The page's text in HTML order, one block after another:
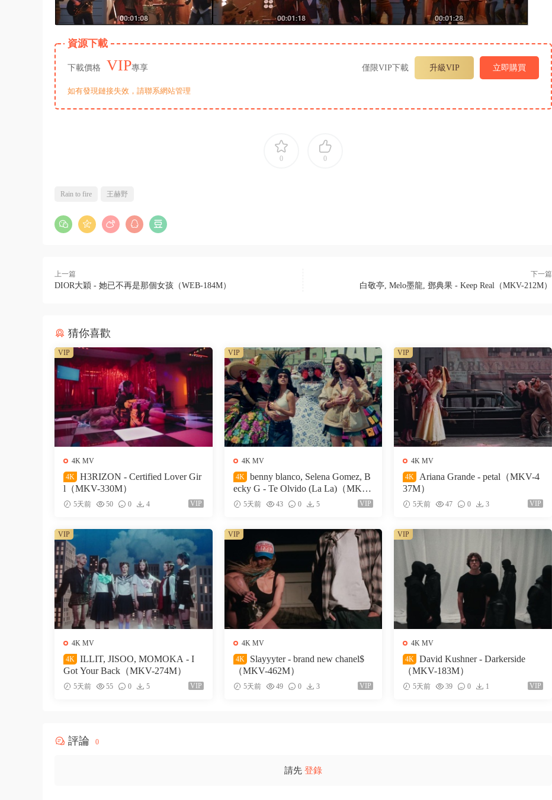
資源下載
下載價格 VIP專享 僅限VIP下載 升級VIP 立即購買
如有發現鏈接失效，請聯系網站管理
0 0
Rain to fire 王赫野
上一篇
DIOR大穎 - 她已不再是那個女孩（WEB-184M）
下一篇
白敬亭, Melo墨龍, 鄧典果 - Keep Real（MKV-212M）
猜你喜歡
4K MV
4K
H3RIZON - Certified Lover Gir
l（MKV-330M）
5天前 50 0 4 VIP
VIP
4K MV
4K
benny blanco, Selena Gomez, B
ecky G - Te Olvido (La La)（MKV-
327M）
5天前 43 0 5 VIP
VIP
4K MV
4K
Ariana Grande - petal（MKV-4
37M）
5天前 47 0 3 VIP
VIP
4K MV
4K
ILLIT, JISOO, MOMOKA - I
Got Your Back（MKV-274M）
5天前 55 0 5 VIP
VIP
4K MV
4K
Slayyyter - brand new chanel$
（MKV-462M）
5天前 49 0 3 VIP
VIP
4K MV
4K
David Kushner - Darkerside
（MKV-183M）
5天前 39 0 1 VIP
VIP
評論 0
請先 登錄